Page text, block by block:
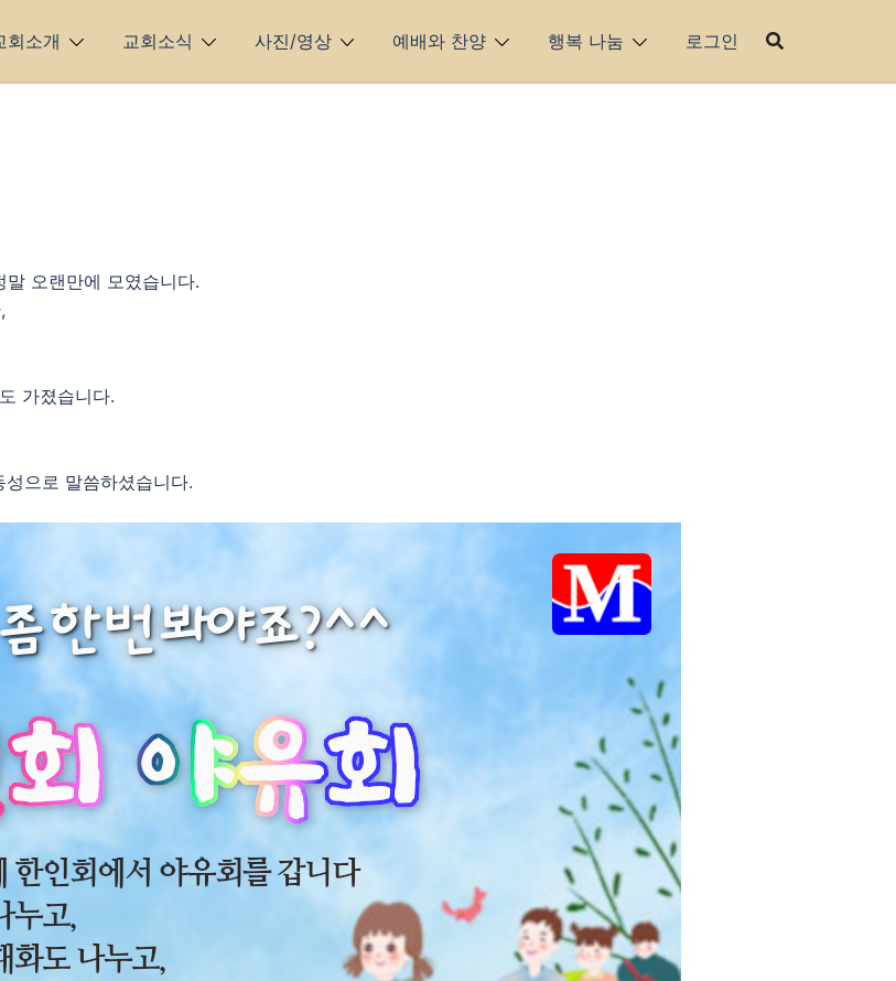
회소개 교회소식 사진/영상 예배와 찬양 행복 나눔 로그인
오랜만에 모였습니다.
가졌습니다.
으로 말씀하셨습니다.